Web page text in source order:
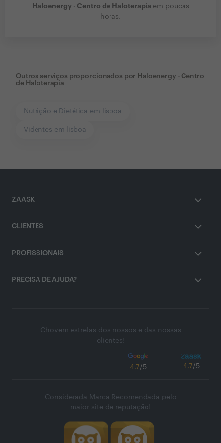
Haloenergy - Centro de Haloterapia em poucas
horas.
Outros serviços proporcionados por Haloenergy - Centro
de Haloterapia
Nutrição e Dietética em lisboa
Videntes em lisboa
ZAASK
CLIENTES
PROFISSIONAIS
PRECISA DE AJUDA?
Chovem estrelas dos nossos e das nossas
clientes!
4.7/5 4.7/5
Considerada Marca Recomendada pelo
maior site de reputação!